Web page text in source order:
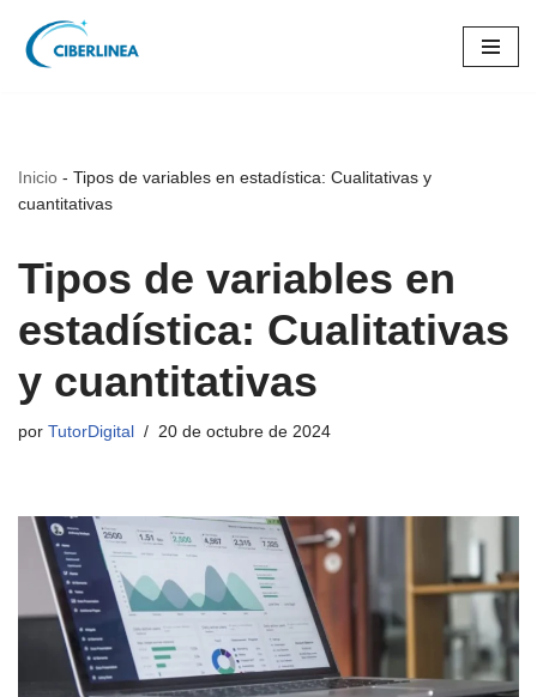
Saltar
Inicio - Tipos de variables en estadística: Cualitativas y
cuantitativas
Tipos de variables en
estadística: Cualitativas
y cuantitativas
por TutorDigital 20 de octubre de 2024